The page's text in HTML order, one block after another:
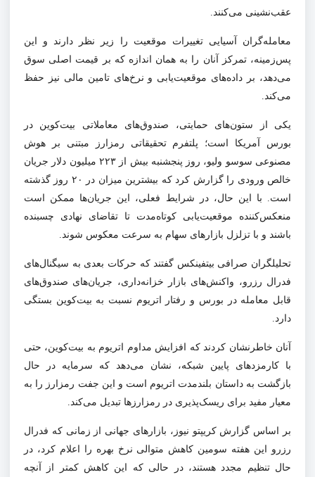
عقب‌نشینی می‌کنند.
معامله‌گران آسیایی تغییرات موقعیت را زیر نظر دارند و این
پس‌زمینه، تمرکز آنان را به همان اندازه که بر قیمت اصلی سوق
می‌دهد، بر داده‌های موقعیت‌یابی و نرخ‌های تامین مالی نیز حفظ
می‌کند.
یکی از ستون‌های حمایتی، صندوق‌های معاملاتی بیت‌کوین در
بورس آمریکا است؛ پلتفرم تحقیقاتی رمزارز مبتنی بر هوش
مصنوعی سوسو ولیو، روز پنجشنبه بیش از ۲۲۳ میلیون دلار جریان
خالص ورودی را گزارش کرد که بیشترین میزان در ۲۰ روز گذشته
است. با این حال، در شرایط فعلی، این جریان‌ها ممکن است
منعکس‌کننده موقعیت‌یابی کوتاه‌مدت تا تقاضای نهادی چسبنده
باشند و با تزلزل بازارهای سهام به سرعت معکوس شوند.
تحلیلگران صرافی بیتفینکس گفتند که حرکات بعدی به سیگنال‌های
فدرال رزرو، واکنش‌های بازار خزانه‌داری، جریان‌های صندوق‌های
قابل معامله در بورس و رفتار اتریوم نسبت به بیت‌کوین بستگی
دارد.
آنان خاطرنشان کردند که افزایش مداوم اتریوم به بیت‌کوین، حتی
با کارمزدهای پایین شبکه، نشان می‌دهد که سرمایه در حال
بازگشت به داستان بلندمدت اتریوم است و این جفت رمزارز را به
معیار مفید برای ریسک‌پذیری در رمزارزها تبدیل می‌کند.
بر اساس گزارش کریپتو نیوز، بازارهای جهانی از زمانی که فدرال
رزرو این هفته سومین کاهش متوالی نرخ بهره را اعلام کرد، در
حال تنظیم مجدد هستند، در حالی که این کاهش کمتر از آنچه